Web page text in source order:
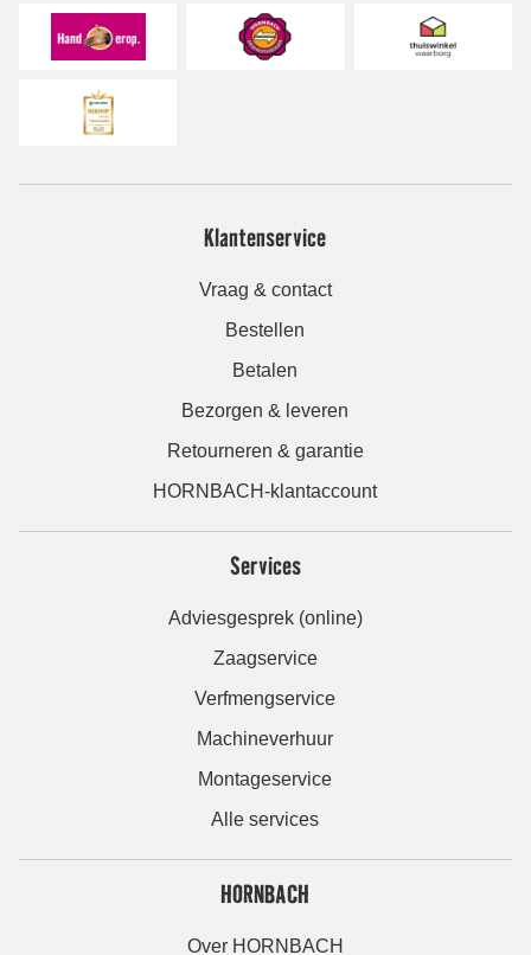
Klantenservice
Vraag & contact
Bestellen
Betalen
Bezorgen & leveren
Retourneren & garantie
HORNBACH-klantaccount
Services
Adviesgesprek (online)
Zaagservice
Verfmengservice
Machineverhuur
Montageservice
Alle services
HORNBACH
Over HORNBACH